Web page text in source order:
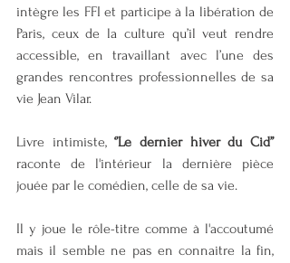
intègre les FFI et participe à la libération de
Paris, ceux de la culture qu’il veut rendre
accessible, en travaillant avec l’une des
grandes rencontres professionnelles de sa
vie Jean Vilar.
Livre intimiste, ‘’Le dernier hiver du Cid’’
raconte de l'intérieur la dernière pièce
jouée par le comédien, celle de sa vie.
Il y joue le rôle-titre comme à l'accoutumé
mais il semble ne pas en connaitre la fin,